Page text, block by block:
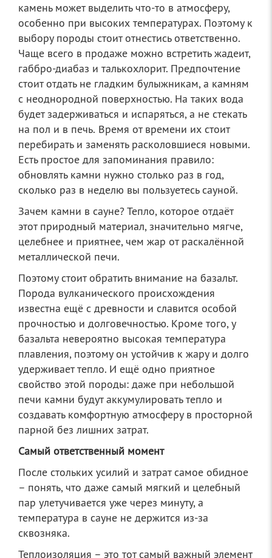
камень может выделить что-то в атмосферу,
особенно при высоких температурах. Поэтому к
выбору породы стоит отнестись ответственно.
Чаще всего в продаже можно встретить жадеит,
габбро-диабаз и талькохлорит. Предпочтение
стоит отдать не гладким булыжникам, а камням
с неоднородной поверхностью. На таких вода
будет задерживаться и испаряться, а не стекать
на пол и в печь. Время от времени их стоит
перебирать и заменять расколовшиеся новыми.
Есть простое для запоминания правило:
обновлять камни нужно столько раз в год,
сколько раз в неделю вы пользуетесь сауной.
Зачем камни в сауне? Тепло, которое отдаёт
этот природный материал, значительно мягче,
целебнее и приятнее, чем жар от раскалённой
металлической печи.
Поэтому стоит обратить внимание на базальт.
Порода вулканического происхождения
известна ещё с древности и славится особой
прочностью и долговечностью. Кроме того, у
базальта невероятно высокая температура
плавления, поэтому он устойчив к жару и долго
удерживает тепло. И ещё одно приятное
свойство этой породы: даже при небольшой
печи камни будут аккумулировать тепло и
создавать комфортную атмосферу в просторной
парной без лишних затрат.
Самый ответственный момент
После стольких усилий и затрат самое обидное
– понять, что даже самый мягкий и целебный
пар улетучивается уже через минуту, а
температура в сауне не держится из-за
сквозняка.
Теплоизоляция – это тот самый важный элемент